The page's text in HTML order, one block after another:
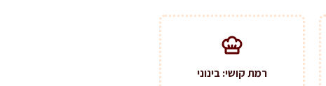
רמת קושי: בינוני